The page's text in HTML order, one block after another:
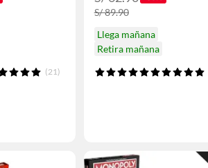
(21)
S/ 89.90
Llega mañana
Retira mañana